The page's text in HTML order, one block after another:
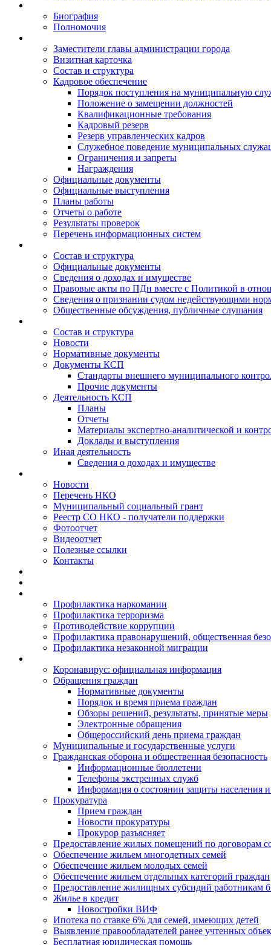
Биография
Полномочия
Заместители главы администрации города
Визитная карточка
Состав и структура
Кадровое обеспечение
Порядок поступления на муниципальную
Положение о замещении должностей
Квалификационные требования
Кадровый резерв
Резерв управленческих кадров
Служебное поведение муниципальных
Ограничения и запреты
Награждения
Официальные документы
Официальные выступления
Планы работы
Отчеты о работе
Результаты проверок
Перечень информационных систем
Состав и структура
Официальные документы
Сведения о доходах и имуществе
Правовые акты по ПДн вместе с Политикой в
Сведения о признании судом недействующими
Общественные обсуждения, публичные слушания
Состав и структура
Новости
Нормативные документы
Документы КСП
Стандарты внешнего муниципального
Прочие документы
Деятельность КСП
Планы
Отчеты
Материалы экспертно-аналитической и
Доклады и выступления
Иная деятельность
Сведения о доходах и имуществе
Новости
Перечень НКО
Муниципальный социальный грант
Реестр СО НКО - получатели поддержки
Фотоотчет
Видеоотчет
Полезные ссылки
Контакты
Профилактика наркомании
Профилактика терроризма
Противодействие коррупции
Профилактика правонарушений, общественная
Профилактика незаконной миграции
Коронавирус: официальная информация
Обращения граждан
Нормативные документы
Порядок и время приема граждан
Обзоры решений, результаты, принятые меры
Электронные обращения
Общероссийский день приема граждан
Муниципальные и государственные услуги
Гражданская оборона и общественная безопасность
Информационные бюллетени
Телефоны экстренных служб
Информация о состоянии защиты населения
Прокуратура
Прием граждан
Новости прокуратуры
Прокурор разъясняет
Предоставление жилых помещений по договорам
Обеспечение жильем многодетных семей
Обеспечение жильем молодых семей
Обеспечение жильем отдельных категорий граждан
Предоставление жилищных субсидий работникам
Жилье в кредит
Новостройки ВИФ
Ипотека по ставке 6% для семей, имеющих детей
Выявление правообладателей ранее учтенных
Бесплатная юридическая помощь